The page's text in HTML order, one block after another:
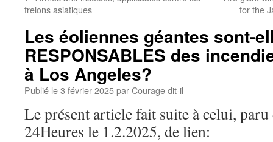
frelons asiatiques
for the
Les éoliennes géantes sont-
RESPONSABLES des
à Los Angeles?
Publié le3 février 2025parCourage dit-il
Le présent article fait suite à celui,
24Heures le 1.2.2025, de lien: